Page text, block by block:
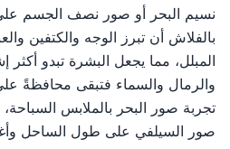
نسيم البحر أو صور نصف الجسم
بالفلاش أن تبرز الوجه والكتفين
المبلل، مما يجعل البشرة تبدو أكثر
والرمال والسماء فتبقى محافظةً
تجربة صور البحر بالملابس
صور السيلفي على طول الساحل